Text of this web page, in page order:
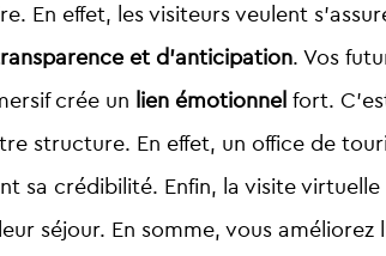
En effet, les visiteurs veulent
et d’anticipation. Vos
crée un lien émotionnel fort.
structure. En effet, un office de
sa crédibilité. Enfin, la visite virtuelle
séjour. En somme, vous améliorez